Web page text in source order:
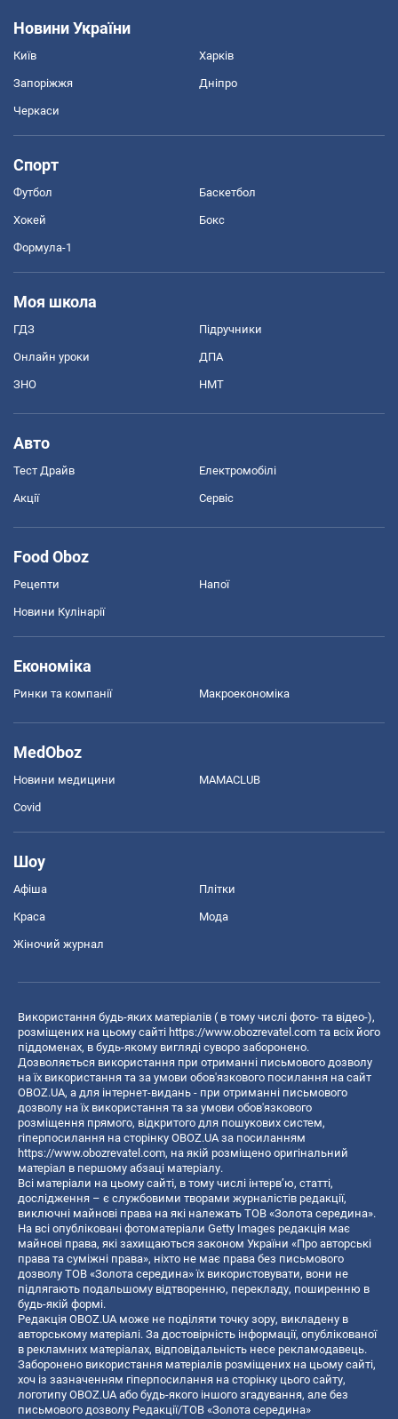
Новини України
Київ Харків
Запоріжжя Дніпро
Черкаси
Спорт
Футбол Баскетбол
Хокей Бокс
Формула-1
Моя школа
ГДЗ Підручники
Онлайн уроки ДПА
ЗНО НМТ
Авто
Тест Драйв Електромобілі
Акції Сервіс
Food Oboz
Рецепти Напої
Новини Кулінарії
Економіка
Ринки та компанії Макроекономіка
MedOboz
Новини медицини MAMACLUB
Covid
Шоу
Афіша Плітки
Краса Мода
Жіночий журнал
Використання будь-яких матеріалів ( в тому числі фото- та відео-),
розміщених на цьому сайті https://www.obozrevatel.com та всіх його
піддоменах, в будь-якому вигляді суворо заборонено.
Дозволяється використання при отриманні письмового дозволу
на їх використання та за умови обов'язкового посилання на сайт
OBOZ.UA, а для інтернет-видань - при отриманні письмового
дозволу на їх використання та за умови обов'язкового
розміщення прямого, відкритого для пошукових систем,
гіперпосилання на сторінку OBOZ.UA за посиланням
https://www.obozrevatel.com, на якій розміщено оригінальний
матеріал в першому абзаці матеріалу.
Всі матеріали на цьому сайті, в тому числі інтерв’ю, статті,
дослідження – є службовими творами журналістів редакції,
виключні майнові права на які належать ТОВ «Золота середина».
На всі опубліковані фотоматеріали Getty Images редакція має
майнові права, які захищаються законом України «Про авторські
права та суміжні права», ніхто не має права без письмового
дозволу ТОВ «Золота середина» їх використовувати, вони не
підлягають подальшому відтворенню, перекладу, поширенню в
будь-якій формі.
Редакція OBOZ.UA може не поділяти точку зору, викладену в
авторському матеріалі. За достовірність інформації, опублікованої
в рекламних матеріалах, відповідальність несе рекламодавець.
Заборонено використання матеріалів розміщених на цьому сайті,
хоч із зазначенням гіперпосилання на сторінку цього сайту,
логотипу OBOZ.UA або будь-якого іншого згадування, але без
письмового дозволу Редакції/ТОВ «Золота середина»